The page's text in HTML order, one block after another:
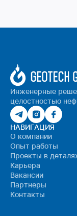
Инженерные
целостностью
НАВИГАЦИЯ
О компании
Опыт работы
Проекты в
Карьера
Вакансии
Партнеры
Контакты